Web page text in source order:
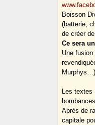
Boisson
(batterie,
de créer
Ce sera
Une
Les textes
Après de
capitale